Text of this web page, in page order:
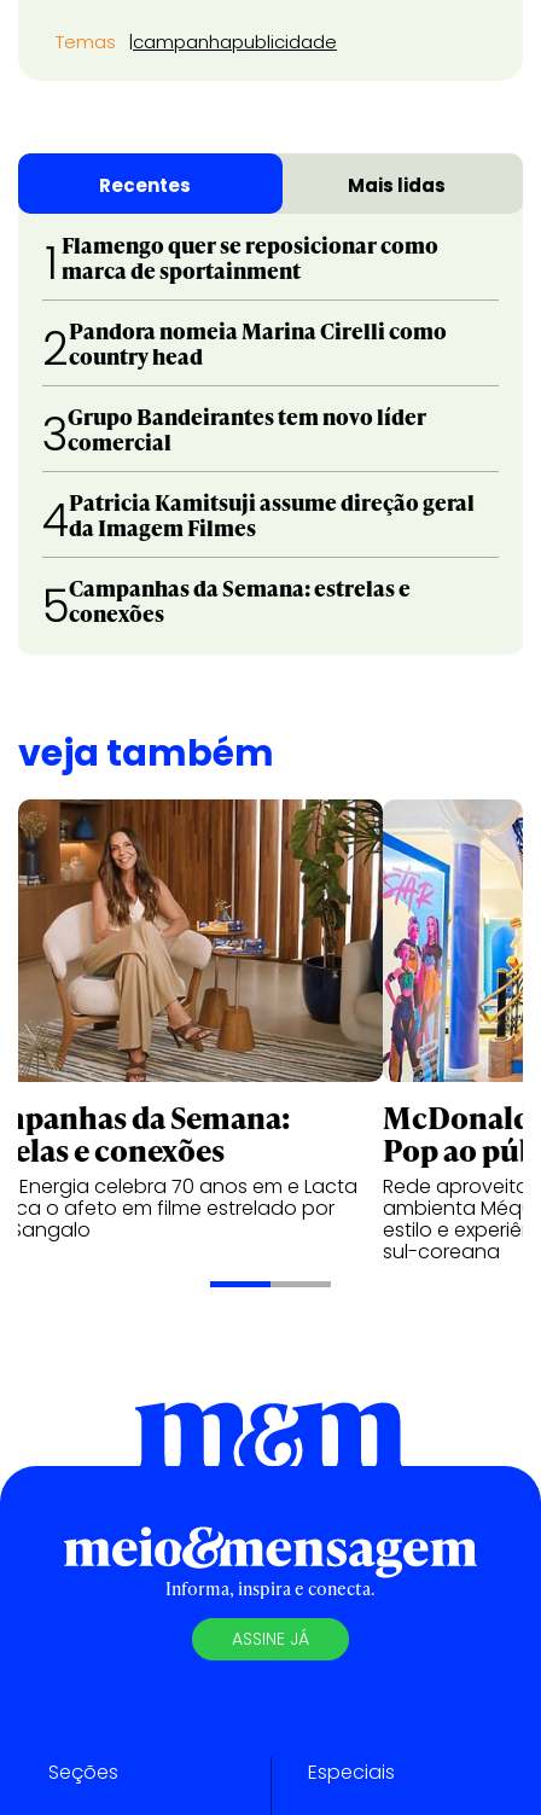
Temas campanhapublicidade
Recentes Mais lidas
1 Flamengo quer se reposicionar como
marca de sportainment
2Pandora nomeia Marina Cirelli como
country head
3Grupo Bandeirantes tem novo líder
comercial
4Patricia Kamitsuji assume direção geral
da Imagem Filmes
5Campanhas da Semana: estrelas e
conexões
veja também
da Semana:
e conexões
Energia celebra 70 anos em e Lacta
o afeto em filme estrelado por
Sangalo
Pop ao
Rede aproveita
ambienta Méqui
estilo e
sul-coreana
Informa, inspira e conecta.
ASSINE JÁ
Seções Especiais